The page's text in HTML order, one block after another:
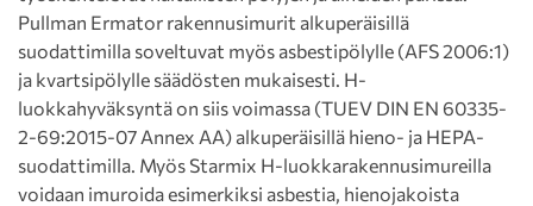
Pullman Ermator rakennusimurit alkuperäisillä
suodattimilla soveltuvat myös asbestipölylle (AFS 2006:1)
ja kvartsipölylle säädösten mukaisesti. H-
luokkahyväksyntä on siis voimassa (TUEV DIN EN 60335-
2-69:2015-07 Annex AA) alkuperäisillä hieno- ja HEPA-
suodattimilla. Myös Starmix H-luokkarakennusimureilla
voidaan imuroida esimerkiksi asbestia, hienojakoista